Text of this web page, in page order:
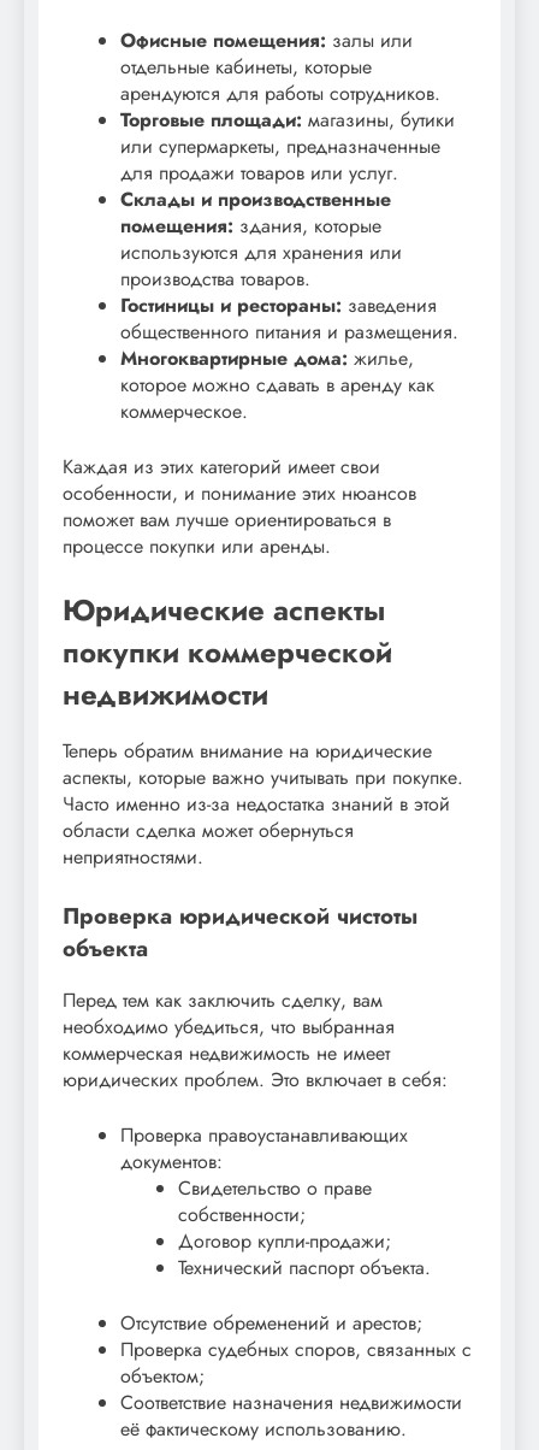
Офисные помещения: залы или
отдельные кабинеты, которые
арендуются для работы сотрудников.
Торговые площади: магазины, бутики
или супермаркеты, предназначенные
для продажи товаров или услуг.
Склады и производственные
помещения: здания, которые
используются для хранения или
производства товаров.
Гостиницы и рестораны: заведения
общественного питания и размещения.
Многоквартирные дома: жилье,
которое можно сдавать в аренду как
коммерческое.
Каждая из этих категорий имеет свои
особенности, и понимание этих нюансов
поможет вам лучше ориентироваться в
процессе покупки или аренды.
Юридические аспекты
покупки коммерческой
недвижимости
Теперь обратим внимание на юридические
аспекты, которые важно учитывать при покупке.
Часто именно из-за недостатка знаний в этой
области сделка может обернуться
неприятностями.
Проверка юридической чистоты
объекта
Перед тем как заключить сделку, вам
необходимо убедиться, что выбранная
коммерческая недвижимость не имеет
юридических проблем. Это включает в себя:
Проверка правоустанавливающих
документов:
Свидетельство о праве
собственности;
Договор купли-продажи;
Технический паспорт объекта.
Отсутствие обременений и арестов;
Проверка судебных споров, связанных с
объектом;
Соответствие назначения недвижимости
её фактическому использованию.